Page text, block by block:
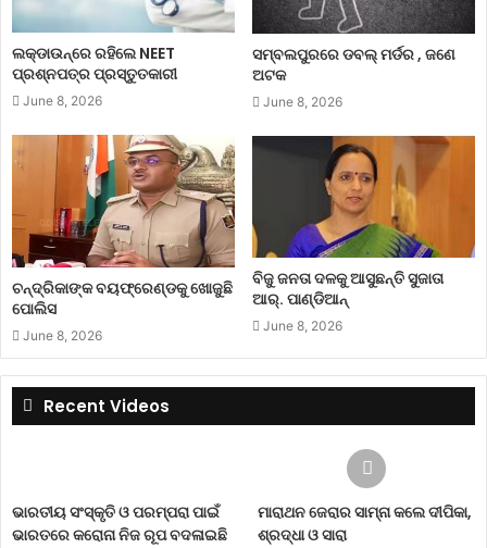
ଲକ୍‌ଡାଉନ୍‌ରେ ରହିଲେ NEET
ପ୍ରଶ୍ନପତ୍ର ପ୍ରସ୍ତୁତକାରୀ
June 8, 2026
ସମ୍ବଲପୁରରେ ଡବଲ୍ ମର୍ଡର , ଜଣେ
ଅଟକ
June 8, 2026
ଚନ୍ଦ୍ରିକାଙ୍କ ବୟଫ୍ରେଣ୍ଡକୁ ଖୋଜୁଛି
ପୋଲିସ
June 8, 2026
ବିଜୁ ଜନତା ଦଳକୁ ଆସୁଛନ୍ତି ସୁଜାତା
ଆର୍‌. ପାଣ୍ଡିଆନ୍
June 8, 2026
Recent Videos
ଭାରତୀୟ ସଂସ୍କୃତି ଓ ପରମ୍ପରା ପାଇଁ
ଭାରତରେ କରୋନା ନିଜ ରୂପ ବଦଳାଇଛି
ମାରାଥନ ଜେରାର ସାମ୍ନା କଲେ ଦୀପିକା,
ଶ୍ରଦ୍ଧା ଓ ସାରା